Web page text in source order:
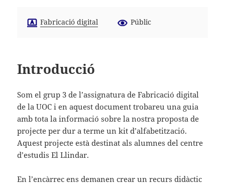
Fabricació digital Públic
Introducció
Som el grup 3 de l’assignatura de Fabricació digital
de la UOC i en aquest document trobareu una guia
amb tota la informació sobre la nostra proposta de
projecte per dur a terme un kit d’alfabetització.
Aquest projecte està destinat als alumnes del centre
d’estudis El Llindar.
En l’encàrrec ens demanen crear un recurs didàctic